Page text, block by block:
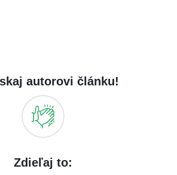
autorovi článku!
Zdieľaj to: